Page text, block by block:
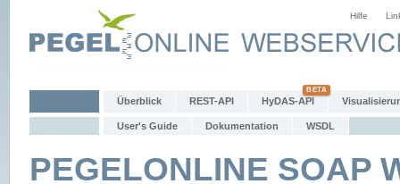
Hilfe
Überblick REST-API HyDAS-API
User's Guide Dokumentation WSDL
PEGELONLINE SOAP